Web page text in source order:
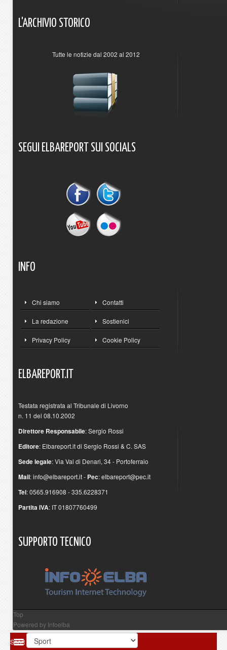
L'ARCHIVIO STORICO
Tutte le notizie dal 2002 al 2012
SEGUI ELBAREPORT SUI SOCIALS
INFO
Chi siamo Contatti
La redazione Sostienici
Privacy Policy Cookie Policy
ELBAREPORT.IT
Testata registrata al Tribunale di Livorno
n. 11 del 08.10.2002
Direttore Responsabile: Sergio Rossi
Editore: Elbareport.it di Sergio Rossi & C. SAS
Sede legale: Via Val di Denari, 34 - Portoferraio
Mail:info@elbareport.it- Pec:elbareport@pec.it
Tel: 0565.916908 - 335.6228371
Partita IVA: IT 01807760499
SUPPORTO TECNICO
Top
Powered by Infoelba
Sport